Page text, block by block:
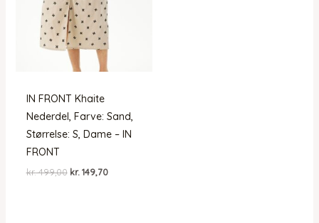
IN FRONT Khaite
Nederdel, Farve: Sand,
Størrelse: S, Dame – IN
FRONT
kr.499,00 Den
kr. 149,70Den